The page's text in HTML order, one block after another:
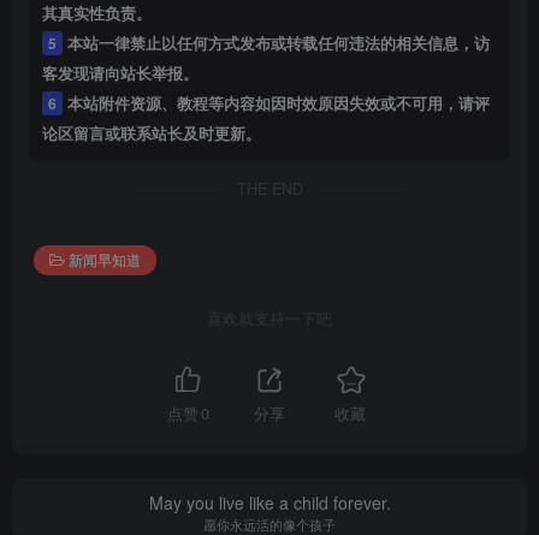
其真实性负责。
5 本站一律禁止以任何方式发布或转载任何违法的相关信息，访
客发现请向站长举报。
6 本站附件资源、教程等内容如因时效原因失效或不可用，请评
论区留言或联系站长及时更新。
THE END
新闻早知道
喜欢就支持一下吧
点赞 0 分享 收藏
May you live like a child forever.
愿你永远活的像个孩子